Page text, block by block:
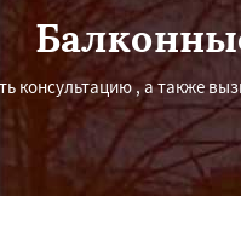
, а также